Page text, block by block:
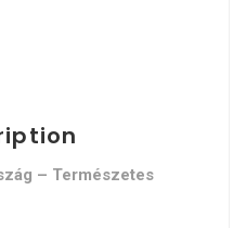
– Természetes